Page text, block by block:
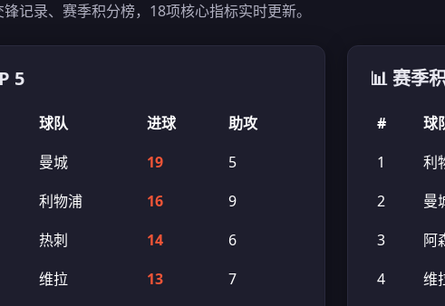
记录、赛季积分榜，18项核心指标实时更新。
5
球队 进球
助攻
曼城 19
5
利物浦 16
9
热刺 14
6
维拉 13
7
📊 赛季
# 球
1
利
2
曼
3
阿
4
维